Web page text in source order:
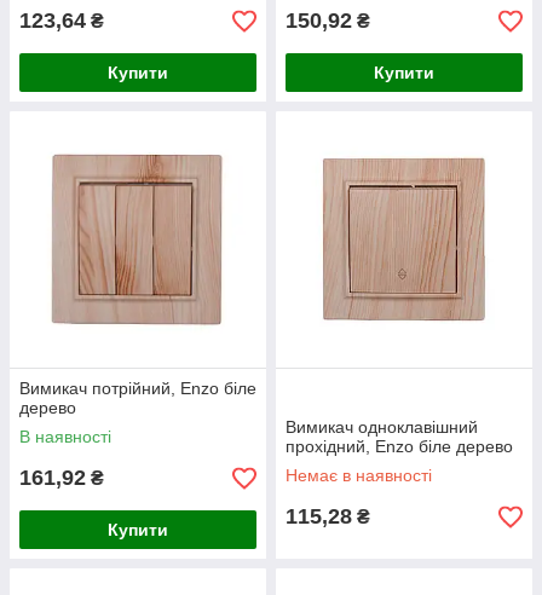
123,64 ₴
Купити
150,92 ₴
Купити
Вимикач потрійний, Enzo біле
дерево
В наявності
161,92 ₴
Купити
Вимикач одноклавішний
прохідний, Enzo біле дерево
Немає в наявності
115,28 ₴